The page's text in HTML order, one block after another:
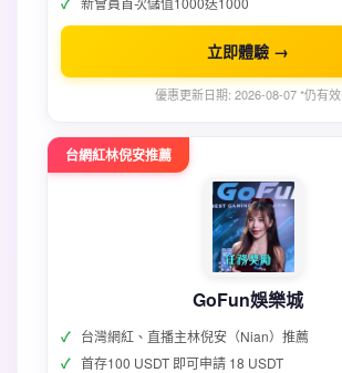
立即體驗 →
優惠更新日期: 2026-08-07 *仍有效
台網紅林倪安推薦
GoFun娛樂城
台灣網紅、直播主林倪安（Nian）推薦
首存100 USDT 即可申請 18 USDT